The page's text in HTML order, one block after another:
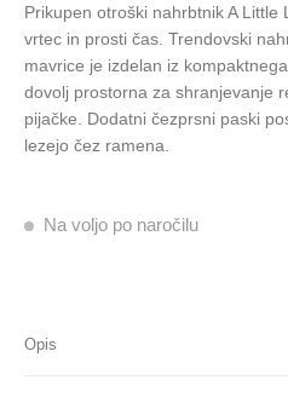
Prikupen otroški nahrbtnik A Little
vrtec in prosti čas. Trendovski
mavrice je izdelan iz
dovolj prostorna za shranjevanje
pijačke. Dodatni čezprsni paski
lezejo čez ramena.
Na voljo po naročilu
Opis